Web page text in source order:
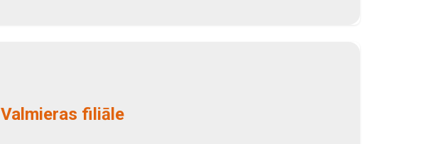
Valmieras filiāle